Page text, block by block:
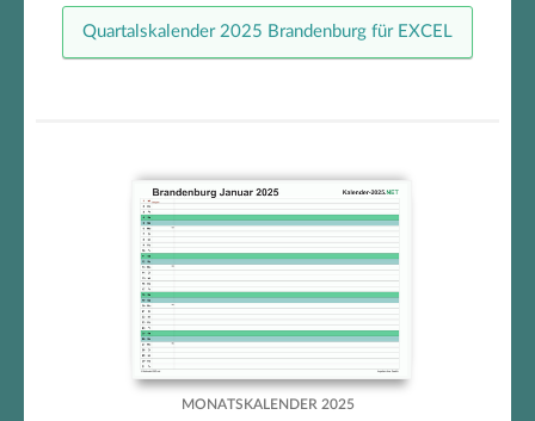
Quartalskalender 2025 Brandenburg für EXCEL
2025
MONATSKALENDER 2025